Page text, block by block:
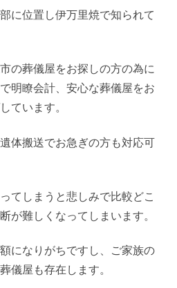
に位置し伊万里焼で知られて
の葬儀屋をお探しの方の為に
明瞭会計、安心な葬儀屋をお
ています。
体搬送でお急ぎの方も対応可
てしまうと悲しみで比較どこ
が難しくなってしまいます。
になりがちですし、ご家族の
儀屋も存在します。